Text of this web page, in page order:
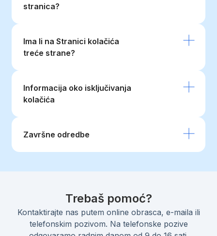
stranica?
Ima li na Stranici kolačića
treće strane?
Informacija oko isključivanja
kolačića
Završne odredbe
Trebaš pomoć?
Kontaktirajte nas putem online obrasca, e-maila ili
telefonskim pozivom. Na telefonske pozive